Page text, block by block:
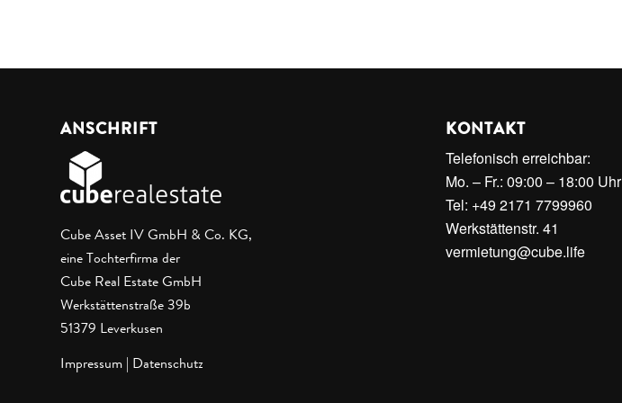
ANSCHRIFT
Cube Asset IV GmbH & Co. KG,
eine Tochterfirma der
Cube Real Estate GmbH
Werkstättenstraße 39b
51379 Leverkusen
Impressum Datenschutz
KONTAKT
Telefonisch erreichbar:
Mo. – Fr.: 09:00 – 18:00 Uhr
Tel: +49 2171 7799960
Werkstättenstr. 41
vermietung@cube.life